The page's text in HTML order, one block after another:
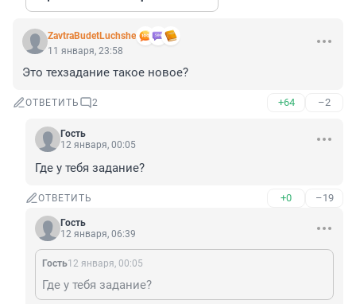
ZavtraBudetLuchshe
11 января, 23:58
Это техзадание такое новое?
ОТВЕТИТЬ 2 +64 –2
Гость
12 января, 00:05
Где у тебя задание?
ОТВЕТИТЬ +0 –19
Гость
12 января, 06:39
Гость12 января, 00:05
Где у тебя задание?